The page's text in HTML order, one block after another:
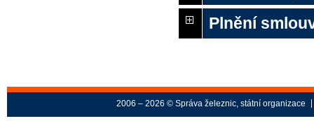
Plnění
2006 – 2026 © Správa železnic, státní organizace